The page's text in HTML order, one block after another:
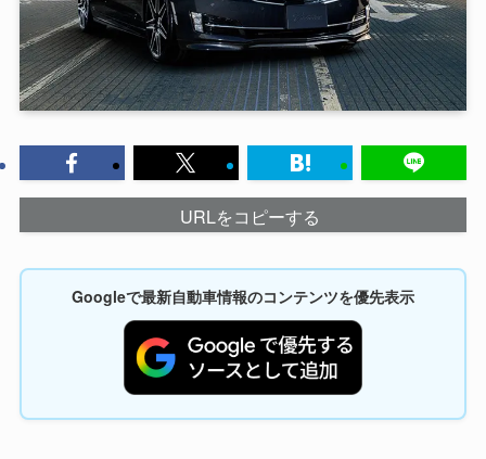
URLをコピーする
Googleで最新自動車情報のコンテンツを優先表示